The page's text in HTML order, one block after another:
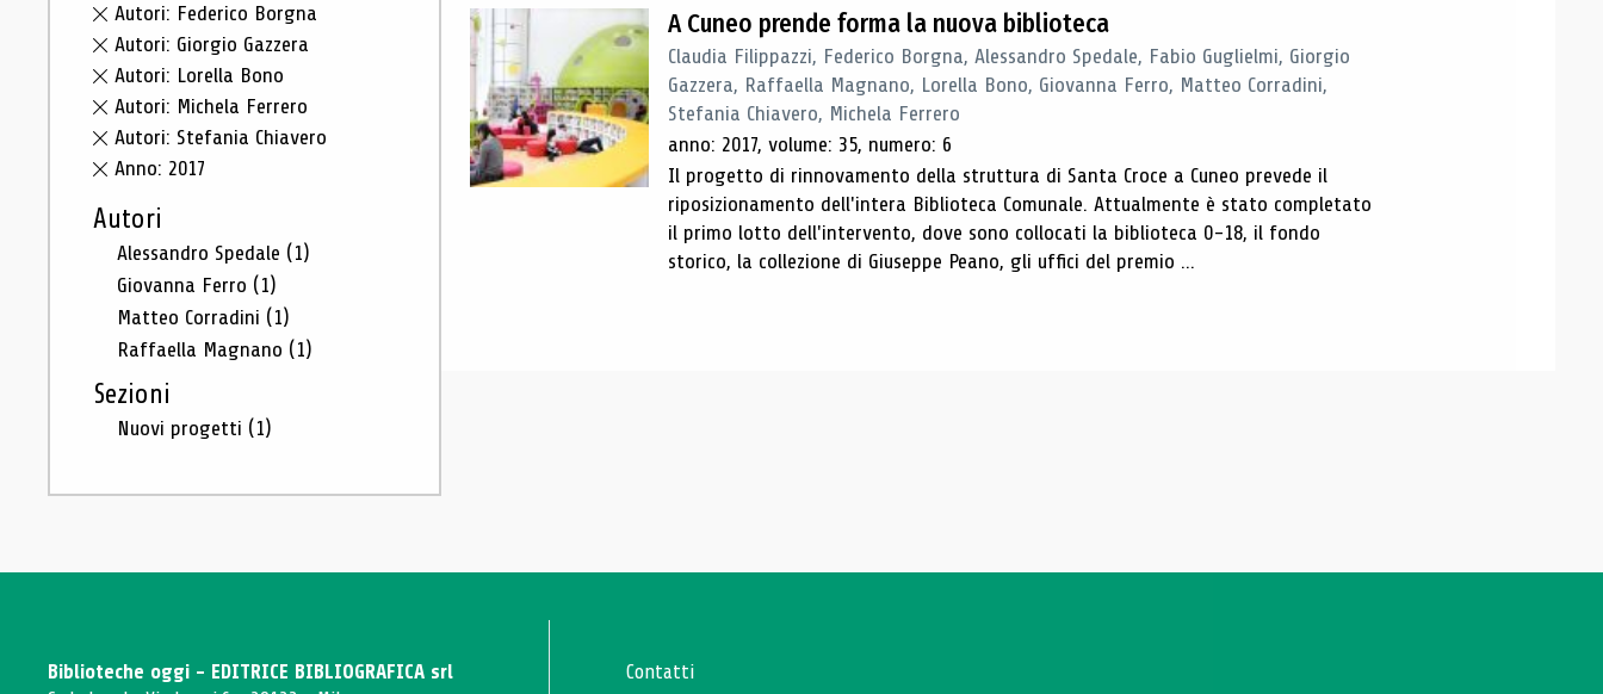
Autori: Federico Borgna
Autori: Giorgio Gazzera
Autori: Lorella Bono
Autori: Michela Ferrero
Autori: Stefania Chiavero
Anno: 2017
Autori
Alessandro Spedale (1)
Giovanna Ferro (1)
Matteo Corradini (1)
Raffaella Magnano (1)
Sezioni
Nuovi progetti (1)
A Cuneo prende forma la nuova biblioteca
Claudia Filippazzi, Federico Borgna, Alessandro Spedale, Fabio Guglielmi, Giorgio
Gazzera, Raffaella Magnano, Lorella Bono, Giovanna Ferro, Matteo Corradini,
Stefania Chiavero, Michela Ferrero
anno: 2017, volume: 35, numero: 6
Il progetto di rinnovamento della struttura di Santa Croce a Cuneo prevede il
riposizionamento dell'intera Biblioteca Comunale. Attualmente è stato completato
il primo lotto dell'intervento, dove sono collocati la biblioteca 0-18, il fondo
storico, la collezione di Giuseppe Peano, gli uffici del premio ...
Biblioteche oggi - EDITRICE BIBLIOGRAFICA srl
Contatti